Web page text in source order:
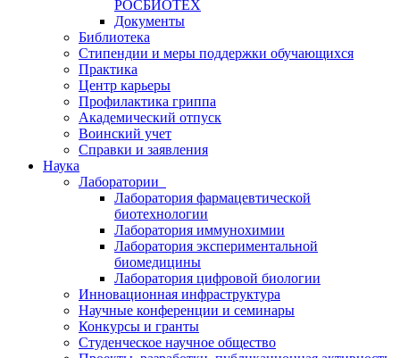
РОСБИОТЕХ
Документы
Библиотека
Стипендии и меры поддержки обучающихся
Практика
Центр карьеры
Профилактика гриппа
Академический отпуск
Воинский учет
Справки и заявления
Наука
Лаборатории
Лаборатория фармацевтической
биотехнологии
Лаборатория иммунохимии
Лаборатория экспериментальной
биомедицины
Лаборатория цифровой биологии
Инновационная инфраструктура
Научные конференции и семинары
Конкурсы и гранты
Студенческое научное общество